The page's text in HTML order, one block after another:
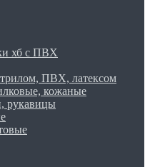
хб с ПВХ
ПВХ, латексом
кожаные
рукавицы